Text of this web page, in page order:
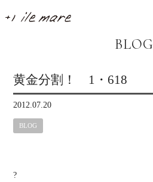
BLOG
黄金分割！ 1・618
2012.07.20
BLOG
?